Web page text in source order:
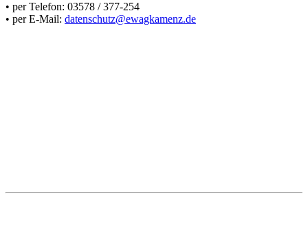
• per Telefon: 03578 / 377-254
• per E-Mail: datenschutz@ewagkamenz.de